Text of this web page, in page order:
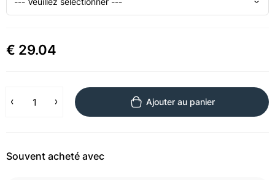
€ 29.04
Ajouter au panier
Souvent acheté avec